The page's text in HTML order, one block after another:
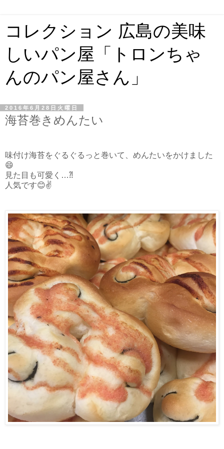
コレクション 広島の美味
しいパン屋「トロンちゃ
んのパン屋さん」
2016年6月28日火曜日
海苔巻きめんたい
味付け海苔をぐるぐるっと巻いて、めんたいをかけました
😄
見た目も可愛く…⁈
人気です😊✌️